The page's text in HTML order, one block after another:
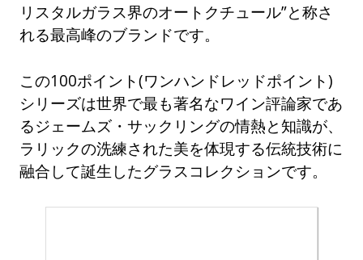
リスタルガラス界のオートクチュール”と称さ
れる最高峰のブランドです。
この100ポイント(ワンハンドレッドポイント)
シリーズは世界で最も著名なワイン評論家であ
るジェームズ・サックリングの情熱と知識が、
ラリックの洗練された美を体現する伝統技術に
融合して誕生したグラスコレクションです。